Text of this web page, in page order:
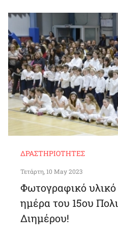
ΔΡΑΣΤΗΡΙΌΤΗΤΕΣ
Τετάρτη, 10 May 2023
Φωτογραφικό
ημέρα του 15ου
Διημέρου!